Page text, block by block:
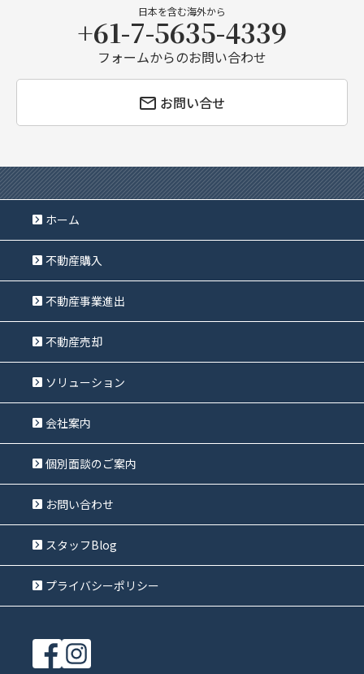
日本を含む海外から
+61-7-5635-4339
フォームからのお問い合わせ
お問い合せ
ホーム
不動産購入
不動産事業進出
不動産売却
ソリューション
会社案内
個別面談のご案内
お問い合わせ
スタッフBlog
プライバシーポリシー